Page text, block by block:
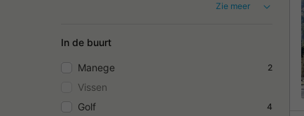
Zie meer
In de buurt
Manege 2
Vissen
Golf
4